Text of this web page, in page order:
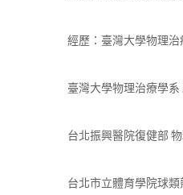
經歷：臺灣大學物理治
臺灣大學物理治療學系
台北振興醫院復健部
台北市立體育學院球